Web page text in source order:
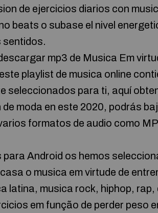
de ejercicios diarios con
beats o subase el nivel
sentidos.
mp3 de Musica Em
playlist de musica online
seleccionados para ti, aquí
de moda en este 2020, podrás
formatos de audio como
Android os hemos
o musica em virtude de
latina, musica rock, hiphop,
em função de perder peso